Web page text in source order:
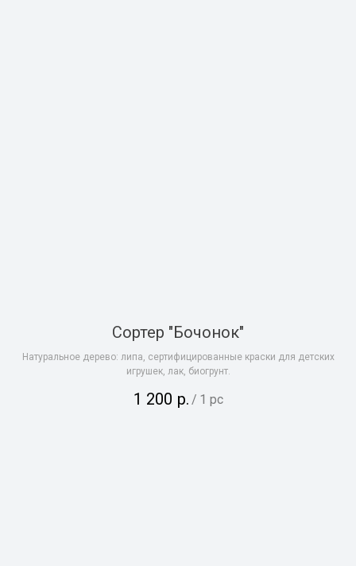
Сортер "Бочонок"
Натуральное дерево: липа, сертифицированные краски для детских
игрушек, лак, биогрунт.
1 200 р. / 1 pc